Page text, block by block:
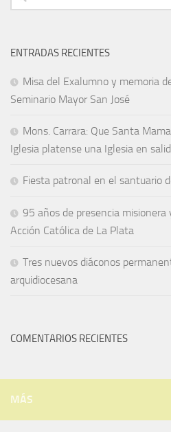
ENTRADAS RECIENTES
Misa del Exalumno y memoria
Seminario Mayor San José
Mons. Carrara: Que Santa
Iglesia platense una Iglesia en
Fiesta patronal en el santuario
95 años de presencia
Acción Católica de La Plata
Tres nuevos diáconos
arquidiocesana
COMENTARIOS RECIENTES
MÁS